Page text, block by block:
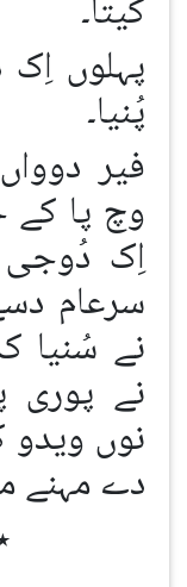
کیتا۔
پہلوں
پُنیا۔
فیر
وچ پا کے
اِک
سرعام
نے سُنیا
نے پوری
نوں ویدو
دے مہنے